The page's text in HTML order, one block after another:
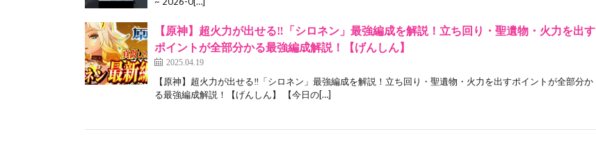
【原神】超火力が出せる‼「シロネン」最強編成を解説！立ち回り・聖遺物・火力を出す
ポイントが全部分かる最強編成解説！【げんしん】
2025.04.19
【原神】超火力が出せる‼「シロネン」最強編成を解説！立ち回り・聖遺物・火力を出すポイントが全部分か
る最強編成解説！【げんしん】 【今日の[…]